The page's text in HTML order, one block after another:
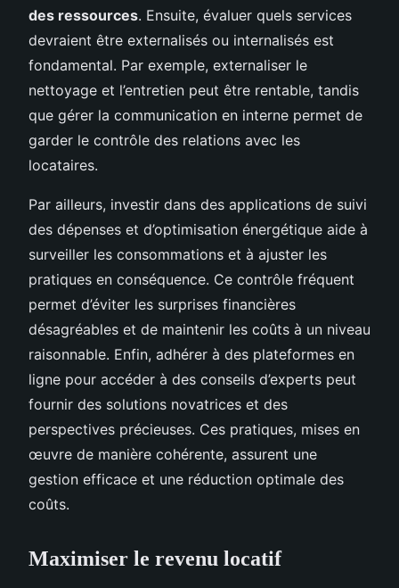
des ressources. Ensuite, évaluer quels services
devraient être externalisés ou internalisés est
fondamental. Par exemple, externaliser le
nettoyage et l’entretien peut être rentable, tandis
que gérer la communication en interne permet de
garder le contrôle des relations avec les
locataires.
Par ailleurs, investir dans des applications de suivi
des dépenses et d’optimisation énergétique aide à
surveiller les consommations et à ajuster les
pratiques en conséquence. Ce contrôle fréquent
permet d’éviter les surprises financières
désagréables et de maintenir les coûts à un niveau
raisonnable. Enfin, adhérer à des plateformes en
ligne pour accéder à des conseils d’experts peut
fournir des solutions novatrices et des
perspectives précieuses. Ces pratiques, mises en
œuvre de manière cohérente, assurent une
gestion efficace et une réduction optimale des
coûts.
Maximiser le revenu locatif